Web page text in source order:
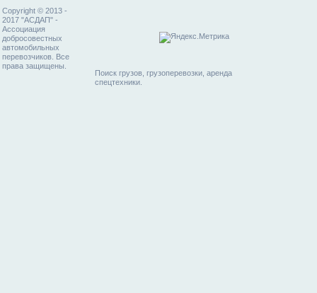
Copyright © 2013 -
2017 "АСДАП" -
Ассоциация
добросовестных
автомобильных
перевозчиков. Все
права защищены.
Поиск грузов, грузоперевозки, аренда
спецтехники.